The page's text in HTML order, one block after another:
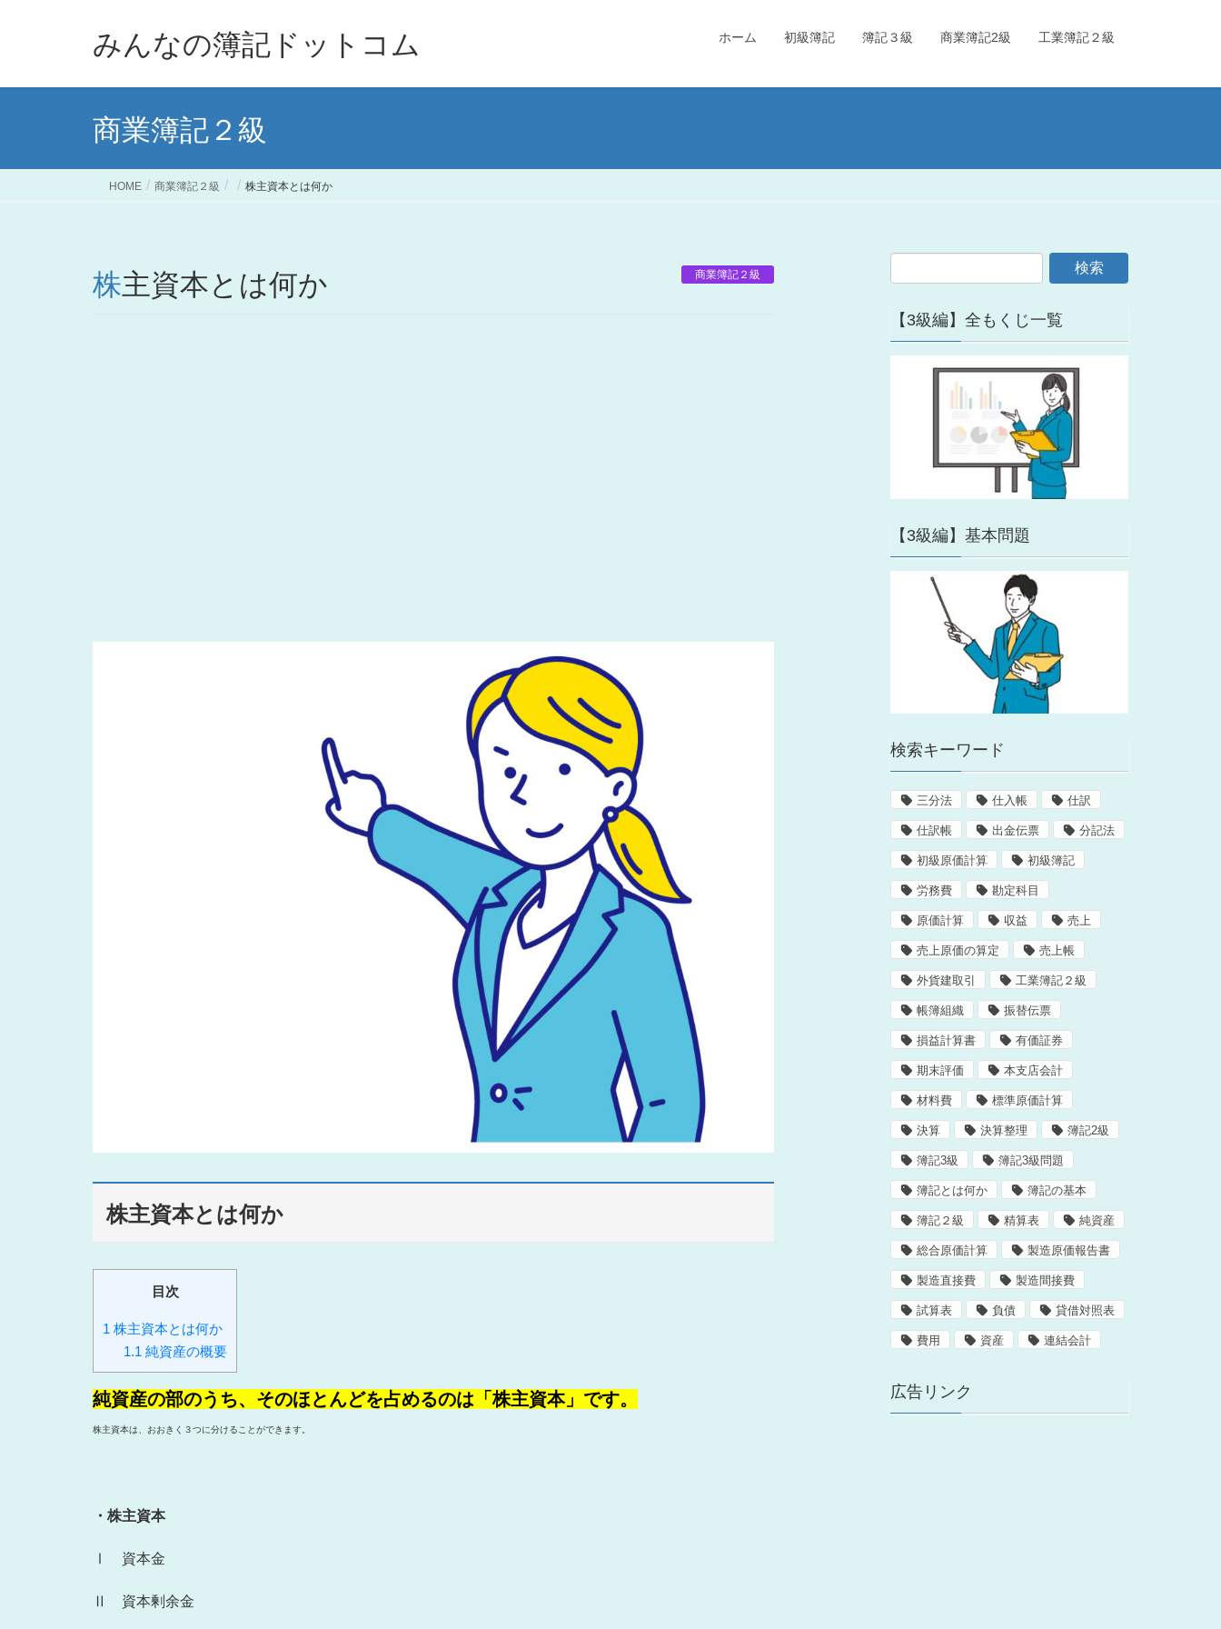
みんなの簿記ドットコム ホーム 初級簿記 簿記３級 商業簿記2級 工業簿記２級
商業簿記２級
HOME 商業簿記２級 株主資本とは何か
商業簿記２級
株主資本とは何か
株主資本とは何か
目次
1 株主資本とは何か
1.1 純資産の概要
純資産の部のうち、そのほとんどを占めるのは「株主資本」です。
株主資本は、おおきく３つに分けることができます。
・株主資本
Ⅰ 資本金
Ⅱ 資本剰余金
【3級編】全もくじ一覧
【3級編】基本問題
検索キーワード
三分法 仕入帳 仕訳
仕訳帳 出金伝票 分記法
初級原価計算 初級簿記
労務費 勘定科目
原価計算 収益 売上
売上原価の算定 売上帳
外貨建取引 工業簿記２級
帳簿組織 振替伝票
損益計算書 有価証券
期末評価 本支店会計
材料費 標準原価計算
決算 決算整理 簿記2級
簿記3級 簿記3級問題
簿記とは何か 簿記の基本
簿記２級 精算表 純資産
総合原価計算 製造原価報告書
製造直接費 製造間接費
試算表 負債 貸借対照表
費用 資産 連結会計
広告リンク